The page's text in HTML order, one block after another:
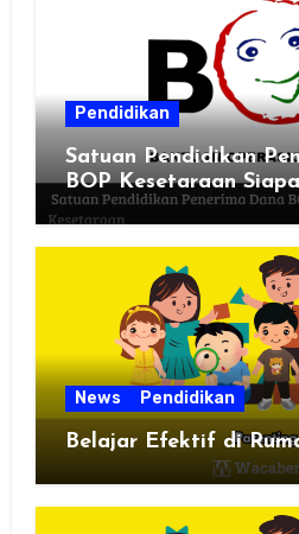
Pendidikan
Satuan Pendidikan
BOP Kesetaraan
News Pendidikan
Belajar Efektif di